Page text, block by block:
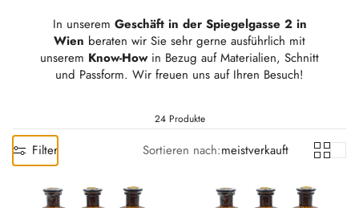
In unserem Geschäft in der Spiegelgasse 2 in
Wien beraten wir Sie sehr gerne ausführlich mit
unserem Know-How in Bezug auf Materialien, Schnitt
und Passform. Wir freuen uns auf Ihren Besuch!
24 Produkte
Filter Sortieren nach:meistverkauft